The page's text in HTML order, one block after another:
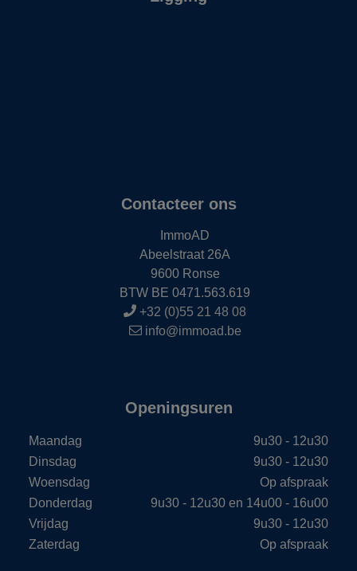
Contacteer ons
ImmoAD
Abeelstraat 26A
9600 Ronse
BTW BE 0471.563.619
+32 (0)55 21 48 08
info@immoad.be
Openingsuren
Maandag
9u30 - 12u30
Dinsdag
9u30 - 12u30
Woensdag
Op afspraak
Donderdag
9u30 - 12u30 en 14u00 - 16u00
Vrijdag
9u30 - 12u30
Zaterdag
Op afspraak